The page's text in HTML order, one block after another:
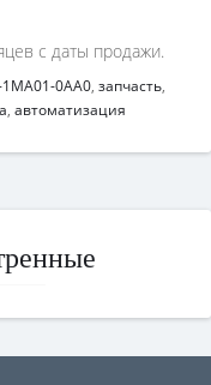
с даты продажи.
0AA0, запчасть,
, автоматизация